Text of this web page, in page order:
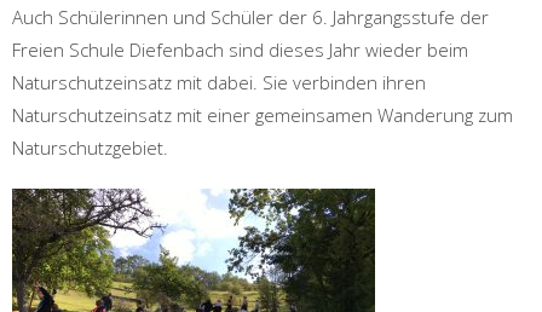
Auch Schülerinnen und Schüler der 6. Jahrgangsstufe der
Freien Schule Diefenbach sind dieses Jahr wieder beim
Naturschutzeinsatz mit dabei. Sie verbinden ihren
Naturschutzeinsatz mit einer gemeinsamen Wanderung zum
Naturschutzgebiet.